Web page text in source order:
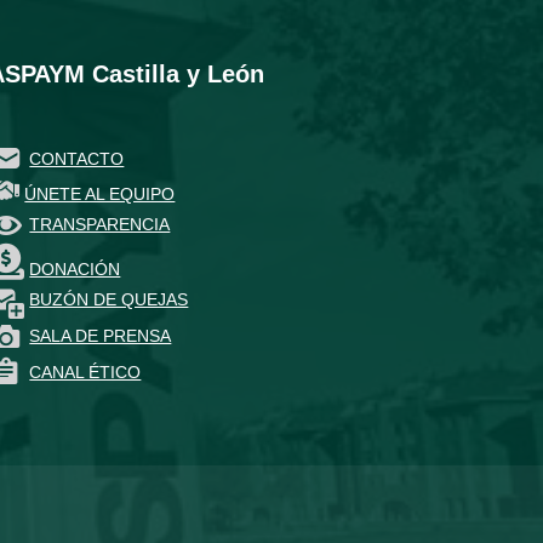
Castilla y León
CONTACTO
ÚNETE AL EQUIPO
TRANSPARENCIA
DONACIÓN
BUZÓN DE QUEJAS
SALA DE PRENSA
CANAL ÉTICO